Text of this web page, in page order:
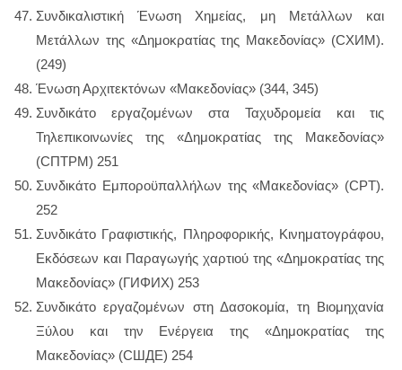
Συνδικαλιστική Ένωση Χημείας, μη Μετάλλων και
Μετάλλων της «Δημοκρατίας της Μακεδονίας» (CΧИΜ).
(249)
Ένωση Αρχιτεκτόνων «Μακεδονίας» (344, 345)
Συνδικάτο εργαζομένων στα Ταχυδρομεία και τις
Τηλεπικοινωνίες της «Δημοκρατίας της Μακεδονίας»
(CΠΤΡΜ) 251
Συνδικάτο Εμποροϋπαλλήλων της «Μακεδονίας» (CPT).
252
Συνδικάτο Γραφιστικής, Πληροφορικής, Κινηματογράφου,
Εκδόσεων και Παραγωγής χαρτιού της «Δημοκρατίας της
Μακεδονίας» (ΓИΦИΧ) 253
Συνδικάτο εργαζομένων στη Δασοκομία, τη Βιομηχανία
Ξύλου και την Ενέργεια της «Δημοκρατίας της
Μακεδονίας» (CШДE) 254